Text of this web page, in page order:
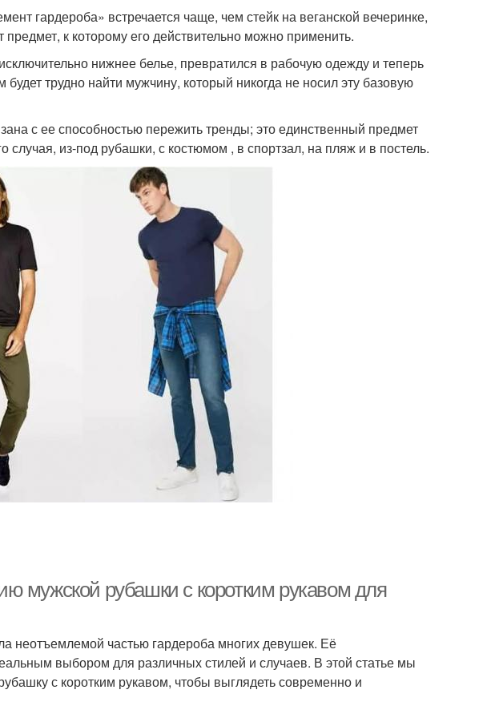
гардероба» встречается чаще, чем стейк на веганской вечеринке,
к которому его действительно можно применить.
нижнее белье, превратился в рабочую одежду и теперь
трудно найти мужчину, который никогда не носил эту базовую
с ее способностью пережить тренды; это единственный предмет
из-под рубашки, с костюмом , в спортзал, на пляж и в постель.
мужской рубашки с коротким рукавом для
неотъемлемой частью гардероба многих девушек. Её
выбором для различных стилей и случаев. В этой статье мы
с коротким рукавом, чтобы выглядеть современно и